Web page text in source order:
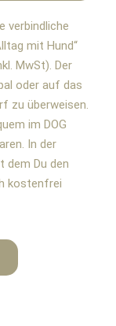
verbindliche
mit Hund“
MwSt). Der
oder auf das
zu überweisen.
im DOG
In der
dem Du den
kostenfrei